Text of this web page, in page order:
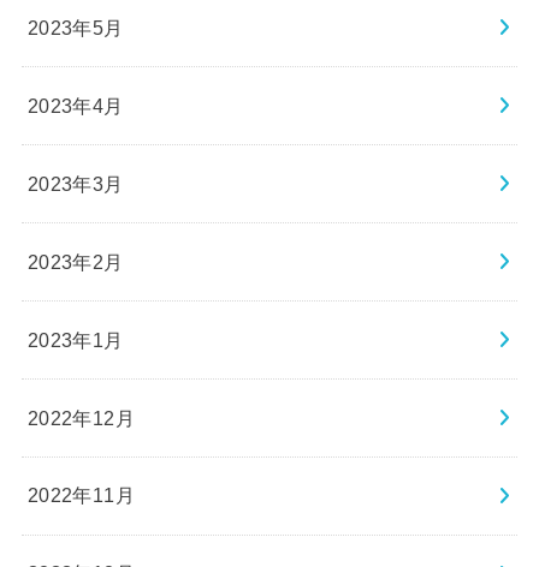
2023年5月
2023年4月
2023年3月
2023年2月
2023年1月
2022年12月
2022年11月